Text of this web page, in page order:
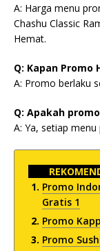
A: Harga menu
Chashu Classic
Hemat.
Q: Kapan Promo
A: Promo berlaku
Q: Apakah
A: Ya, setiap
Promo
Gratis 1
Promo
Promo